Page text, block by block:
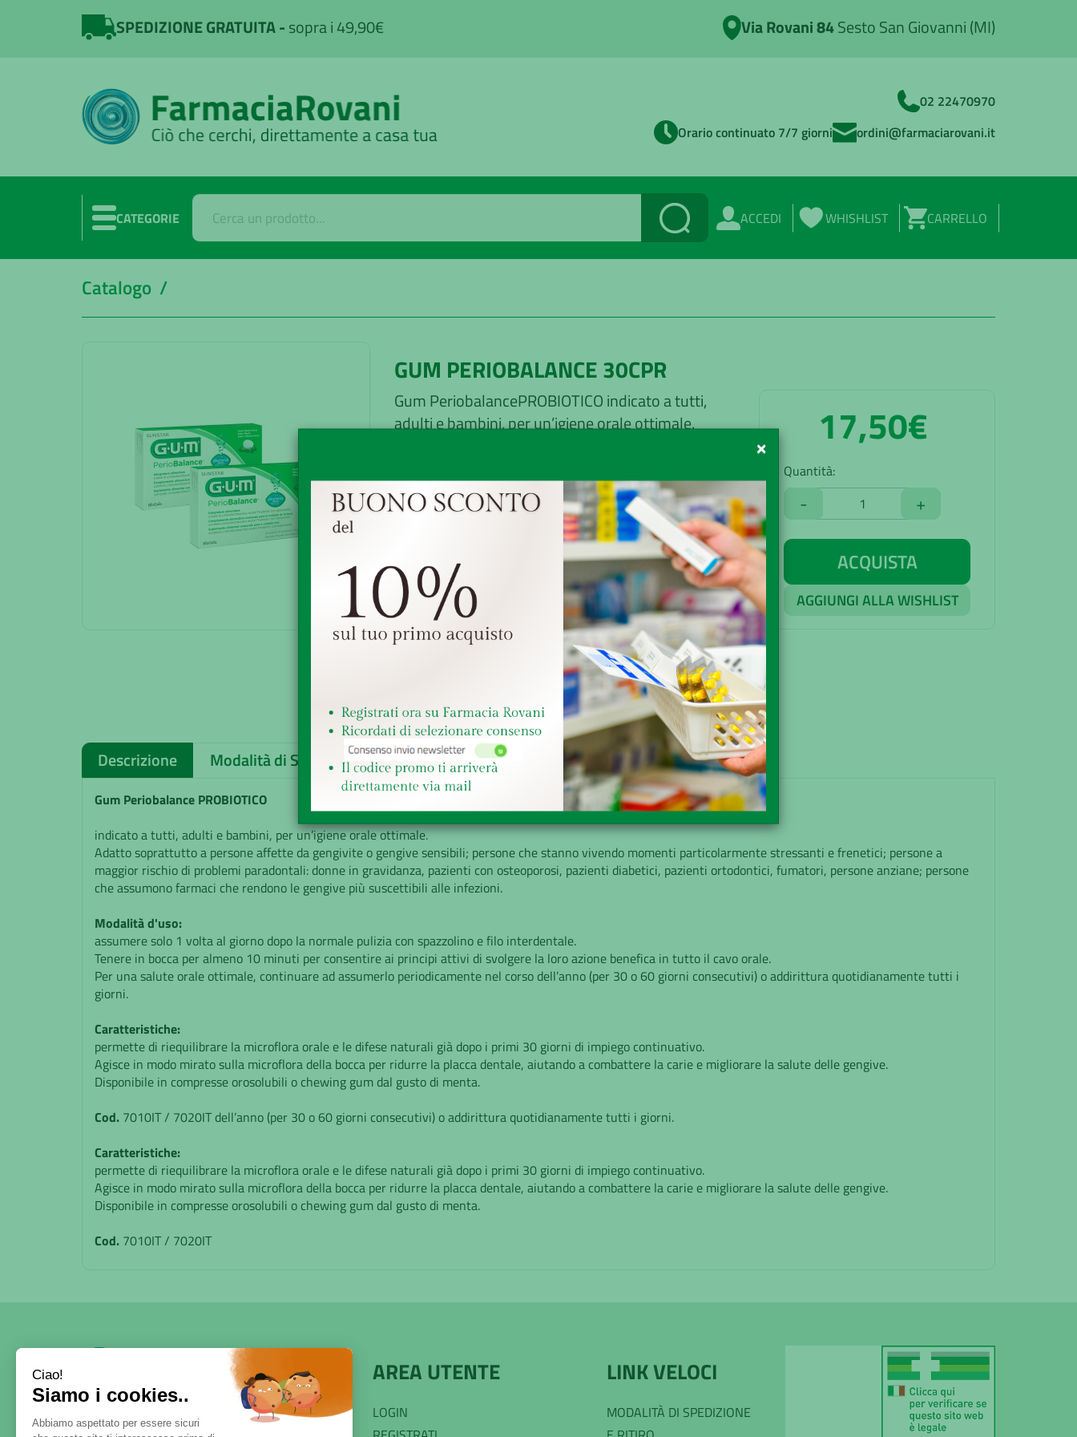
SPEDIZIONE GRATUITA sopra i 49,90€ Via Rovani 84Sesto San Giovanni (MI)
02 22470970
Orario continuato 7/7 giorni
ordini@farmaciarovani.it
CATEGORIE ACCEDI WHISHLIST CARRELLO
Cerca
Catalogo /
GUM PERIOBALANCE 30CPR
Gum PeriobalancePROBIOTICO indicato a tutti,
adulti e bambini, per un’igiene orale ottimale.
momenti part...
SUNSTAR ITALIANA Srl
Disponibilità:
Senza obbligo di ricetta
GRATUITA sopra i 49,90€
Ritiro presso la farmacia
Reso veloce, facile e gratuito
17,50€
Quantità:
- +
ACQUISTA
AGGIUNGI ALLA WISHLIST
Descrizione Modalità di Spedizione Richiesta informazioni
Gum Periobalance PROBIOTICO
indicato a tutti, adulti e bambini, per un’igiene orale ottimale.
Adatto soprattutto a persone affette da gengivite o gengive sensibili; persone che stanno vivendo momenti particolarmente stressanti e frenetici; persone a
maggior rischio di problemi paradontali: donne in gravidanza, pazienti con osteoporosi, pazienti diabetici, pazienti ortodontici, fumatori, persone anziane; persone
che assumono farmaci che rendono le gengive più suscettibili alle infezioni.
Modalità d'uso:
assumere solo 1 volta al giorno dopo la normale pulizia con spazzolino e filo interdentale.
Tenere in bocca per almeno 10 minuti per consentire ai principi attivi di svolgere la loro azione benefica in tutto il cavo orale.
Per una salute orale ottimale, continuare ad assumerlo periodicamente nel corso dell’anno (per 30 o 60 giorni consecutivi) o addirittura quotidianamente tutti i
giorni.
Caratteristiche:
permette di riequilibrare la microflora orale e le difese naturali già dopo i primi 30 giorni di impiego continuativo.
Agisce in modo mirato sulla microflora della bocca per ridurre la placca dentale, aiutando a combattere la carie e migliorare la salute delle gengive.
Disponibile in compresse orosolubili o chewing gum dal gusto di menta.
Cod. 7010IT / 7020IT dell’anno (per 30 o 60 giorni consecutivi) o addirittura quotidianamente tutti i giorni.
Caratteristiche:
permette di riequilibrare la microflora orale e le difese naturali già dopo i primi 30 giorni di impiego continuativo.
Agisce in modo mirato sulla microflora della bocca per ridurre la placca dentale, aiutando a combattere la carie e migliorare la salute delle gengive.
Disponibile in compresse orosolubili o chewing gum dal gusto di menta.
Cod. 7010IT / 7020IT
SERVE AIUTO?
DICONO DI NOI
AREA UTENTE
LOGIN
LINK VELOCI
MODALITÀ DI SPEDIZIONE
×